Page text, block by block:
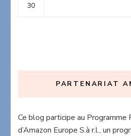
30
PARTENARIAT
Ce blog participe au Programme
d’Amazon Europe S.à r.l., un